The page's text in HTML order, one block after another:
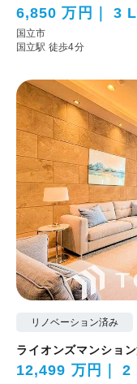
6,850 万円 3
国立市
国立駅 徒歩4分
リノベーション済み
ライオンズマンショ
12,499 万円 2